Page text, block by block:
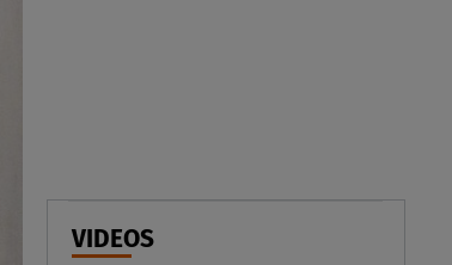
Νοσοκομείο Κορίνθου: Έπεσε
VIDEOS